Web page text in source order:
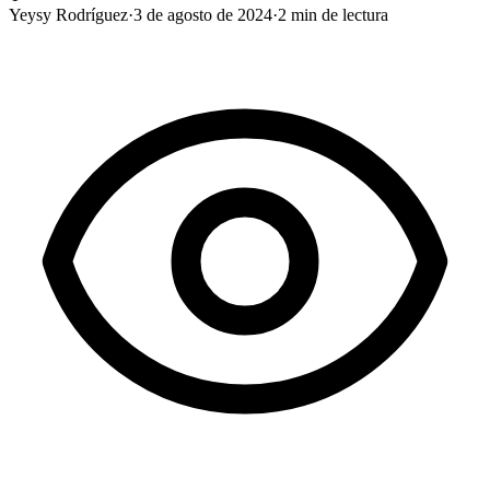
Yeysy Rodríguez·3 de agosto de 2024·2 min de lectura